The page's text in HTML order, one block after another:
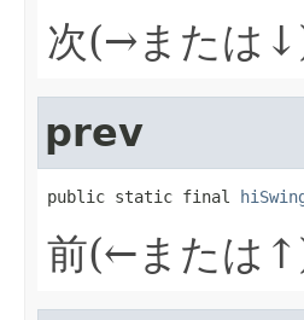
次(→または
prev
public static final
前(←または